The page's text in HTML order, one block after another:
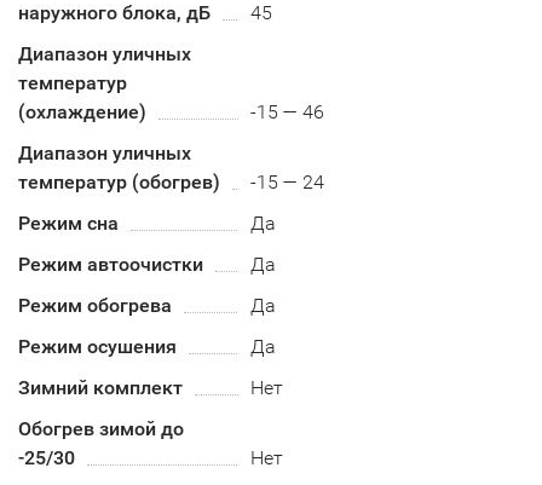
наружного блока, дБ
45
Диапазон уличных
температур
(охлаждение)
-15 — 46
Диапазон уличных
температур (обогрев)
-15 — 24
Режим сна
Да
Режим автоочистки
Да
Режим обогрева
Да
Режим осушения
Да
Зимний комплект
Нет
Обогрев зимой до
-25/30
Нет